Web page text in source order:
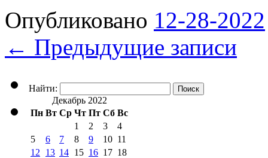
Опубликовано 12-28-2022
← Предыдущие записи
Найти:
Декабрь 2022
Пн Вт Ср Чт Пт Сб Вс
1
2 3
4
5
6 7 8 9 10 11
12
13 14 15 16 17 18